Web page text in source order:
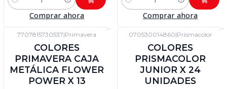
Cantidad
Comprar ahora
Cantidad
Comprar ahora
7707815730537|Primavera
COLORES
PRIMAVERA CAJA
METÁLICA FLOWER
POWER X 13
070530014860|Prismacolor
COLORES
PRISMACOLOR
JUNIOR X 24
UNIDADES